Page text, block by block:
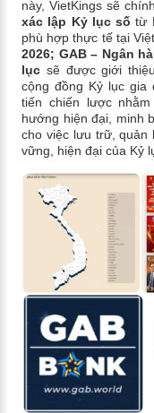
này, VietKings sẽ
xác lập Kỷ lục số từ
phù hợp thực tế tại
2026; GAB – Ngân
lụcsẽ được giới
cộng đồng Kỷ lục
tiến chiến lược
hướng hiện đại, minh
cho việc lưu trữ, quản
vững, hiện đại của Kỷ